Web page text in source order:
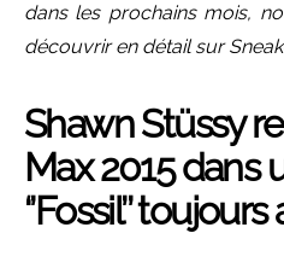
dans les prochains mois,
découvrir en détail sur
Shawn Stüssy
Max 2015 dans
‘’Fossil’’